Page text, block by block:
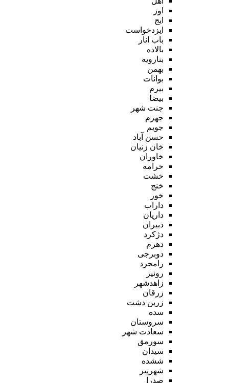
اوز
ایج
ایزدخواست
باب انار
بالاده
بنارویه
بهمن
بوانات
بیرم
بیضا
جنت شهر
جهرم
جویم
حسن آباد
خان زنیان
خاوران
خرامه
خشت
خنج
خور
داراب
داریان
دبیران
دژکرد
دهرم
دوبرجی
رامجرد
رونیز
زاهدشهر
زرقان
زرین دشت
سده
سروستان
سعادت شهر
سورمق
سیدان
ششده
شهرپیر
صدرا